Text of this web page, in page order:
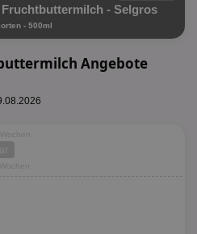
- Selgros
- 500ml
Angebote